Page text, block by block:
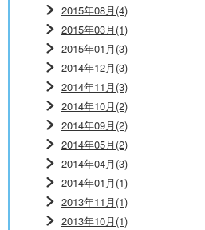
2015年08月(4)
2015年03月(1)
2015年01月(3)
2014年12月(3)
2014年11月(3)
2014年10月(2)
2014年09月(2)
2014年05月(2)
2014年04月(3)
2014年01月(1)
2013年11月(1)
2013年10月(1)